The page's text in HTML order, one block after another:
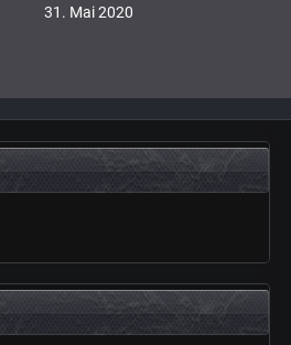
31. Mai 2020